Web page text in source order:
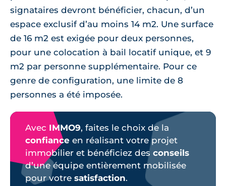
signataires devront bénéficier, chacun, d’un
espace exclusif d’au moins 14 m2. Une surface
de 16 m2 est exigée pour deux personnes,
pour une colocation à bail locatif unique, et 9
m2 par personne supplémentaire. Pour ce
genre de configuration, une limite de 8
personnes a été imposée.
Avec IMMO9, faites le choix de la
confiance en réalisant votre projet
immobilier et bénéficiez des conseils
d’une équipe entièrement mobilisée
pour votre satisfaction.